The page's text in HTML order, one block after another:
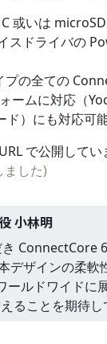
或いは
スドライバの
の全ての
ムに対応（
）にも対応可
で公開してい
ました)
小林明
ConnectCore
ザインの柔
ールドワイド
ることを期待し